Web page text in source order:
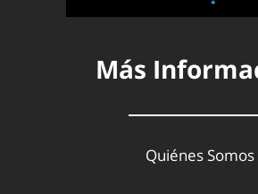
Más
Quiénes Somos